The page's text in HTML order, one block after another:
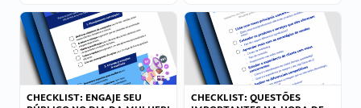
CHECKLIST: ENGAJE SEU
CHECKLIST: QUESTÕES